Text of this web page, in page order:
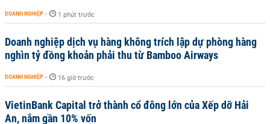
DOANH NGHIỆP - 1 phút trước
Doanh nghiệp dịch vụ hàng không trích lập dự phòng hàng
nghìn tỷ đồng khoản phải thu từ Bamboo Airways
DOANH NGHIỆP - 16 giờ trước
VietinBank Capital trở thành cổ đông lớn của Xếp dỡ Hải
An, nắm gần 10% vốn